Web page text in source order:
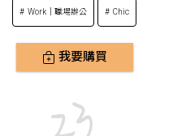
Work｜職場辦公 Chic
我要購買